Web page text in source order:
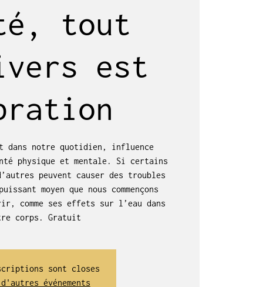
tout
est
dans notre quotidien, influence
physique et mentale. Si certains
peuvent causer des troubles
moyen que nous commençons
comme ses effets sur l’eau dans
corps. Gratuit
sont closes
événements